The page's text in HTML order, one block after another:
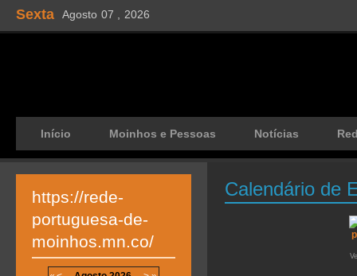
Sexta Agosto 07 , 2026
Início Moinhos e Pessoas Notícias
Calendário de
https://rede-
portuguesa-de-
moinhos.mn.co/